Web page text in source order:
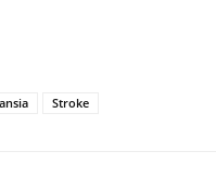
Stroke